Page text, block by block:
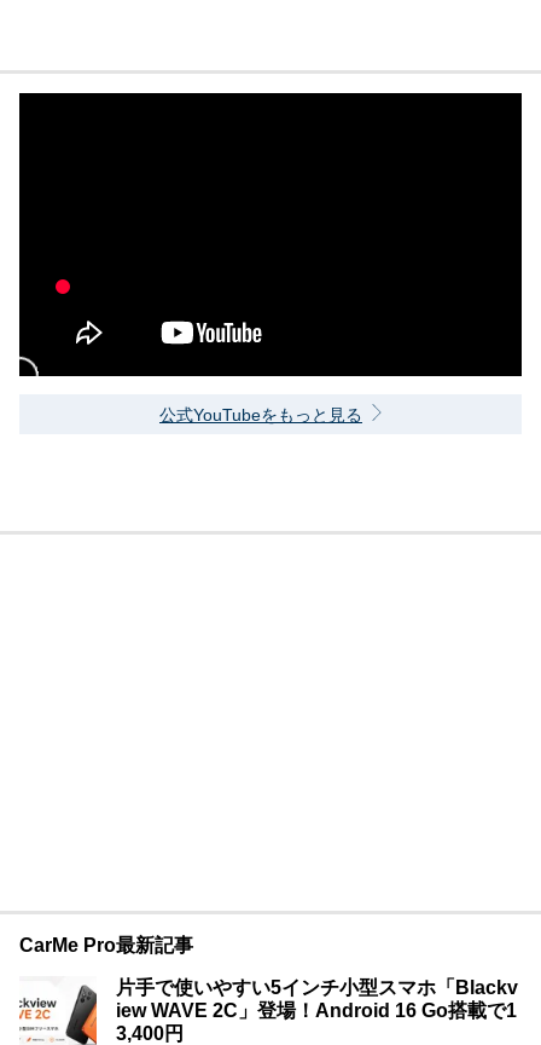
公式YouTubeをもっと見る
CarMe Pro最新記事
片手で使いやすい5インチ小型スマホ「Blackv
iew WAVE 2C」登場！Android 16 Go搭載で1
3,400円